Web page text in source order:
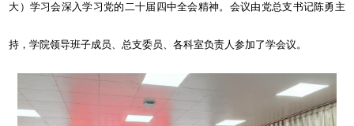
大）学习会深入学习党的二十届四中全会精神。会议由党总支书记陈勇主
持，学院领导班子成员、总支委员、各科室负责人参加了学会议。